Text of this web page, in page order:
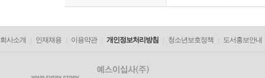
회사소개 인재채용 이용약관 개인정보처리방침 청소년보호정책 도서홍보안내